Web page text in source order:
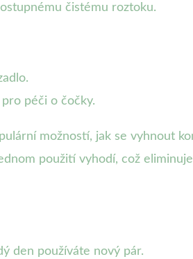
čistému roztoku.
péči o čočky.
možností, jak se vyhnout
použití vyhodí, což
den používáte nový pár.